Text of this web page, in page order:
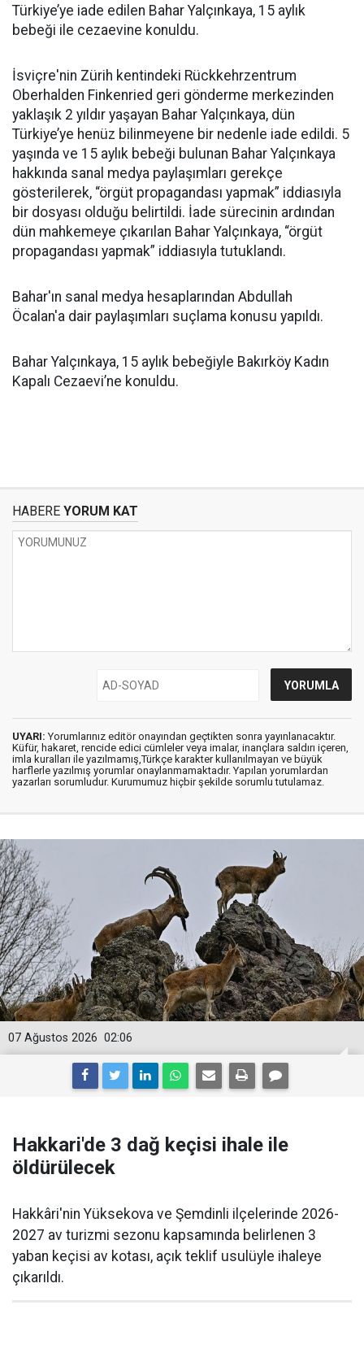
Türkiye’ye iade edilen Bahar Yalçınkaya, 15 aylık
bebeği ile cezaevine konuldu.
İsviçre'nin Zürih kentindeki Rückkehrzentrum
Oberhalden Finkenried geri gönderme merkezinden
yaklaşık 2 yıldır yaşayan Bahar Yalçınkaya, dün
Türkiye’ye henüz bilinmeyene bir nedenle iade edildi. 5
yaşında ve 15 aylık bebeği bulunan Bahar Yalçınkaya
hakkında sanal medya paylaşımları gerekçe
gösterilerek, “örgüt propagandası yapmak” iddiasıyla
bir dosyası olduğu belirtildi. İade sürecinin ardından
dün mahkemeye çıkarılan Bahar Yalçınkaya, “örgüt
propagandası yapmak” iddiasıyla tutuklandı.
Bahar'ın sanal medya hesaplarından Abdullah
Öcalan'a dair paylaşımları suçlama konusu yapıldı.
Bahar Yalçınkaya, 15 aylık bebeğiyle Bakırköy Kadın
Kapalı Cezaevi’ne konuldu.
HABERE YORUM KAT
UYARI: Yorumlarınız editör onayından geçtikten sonra yayınlanacaktır.
Küfür, hakaret, rencide edici cümleler veya imalar, inançlara saldırı içeren,
imla kuralları ile yazılmamış,Türkçe karakter kullanılmayan ve büyük
harflerle yazılmış yorumlar onaylanmamaktadır. Yapılan yorumlardan
yazarları sorumludur. Kurumumuz hiçbir şekilde sorumlu tutulamaz.
02:06
07 Ağustos 2026
Hakkari'de 3 dağ keçisi ihale ile
öldürülecek
Hakkâri'nin Yüksekova ve Şemdinli ilçelerinde 2026-
2027 av turizmi sezonu kapsamında belirlenen 3
yaban keçisi av kotası, açık teklif usulüyle ihaleye
çıkarıldı.